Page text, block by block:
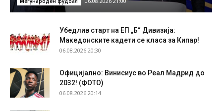
Убедлив старт на ЕП „Б“ Дивизија:
Македонските кадети се класа за Кипар!
06.08.2026 20:30
Официјално: Винисиус во Реал Мадрид до
2032! (ФОТО)
06.08.2026 20:14